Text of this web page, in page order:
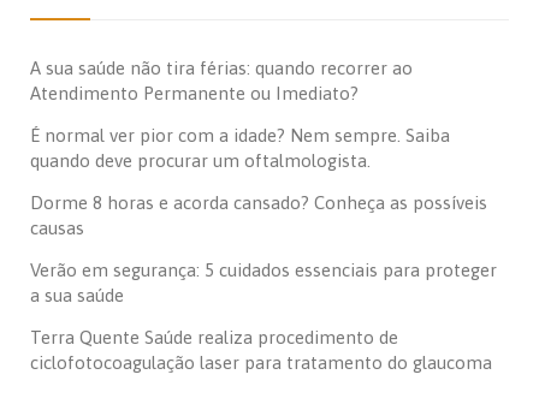
A sua saúde não tira férias: quando recorrer ao
Atendimento Permanente ou Imediato?
É normal ver pior com a idade? Nem sempre. Saiba
quando deve procurar um oftalmologista.
Dorme 8 horas e acorda cansado? Conheça as possíveis
causas
Verão em segurança: 5 cuidados essenciais para proteger
a sua saúde
Terra Quente Saúde realiza procedimento de
ciclofotocoagulação laser para tratamento do glaucoma